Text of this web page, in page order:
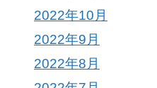
2022年10月
2022年9月
2022年8月